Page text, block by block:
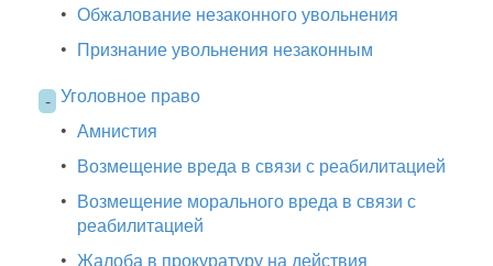
• Обжалование незаконного увольнения
• Признание увольнения незаконным
- Уголовное право
• Амнистия
• Возмещение вреда в связи с реабилитацией
• Возмещение морального вреда в связи с
реабилитацией
• Жалоба в прокуратуру на действия